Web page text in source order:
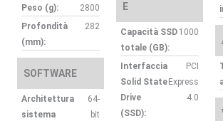
Peso (g):
2800
Profondità
(mm):
282
SOFTWARE
Architettura
sistema
64-
bit
E
Capacità SSD
totale (GB):
1000
Interfaccia
Solid State
Drive
(SSD):
PCI
Express
4.0